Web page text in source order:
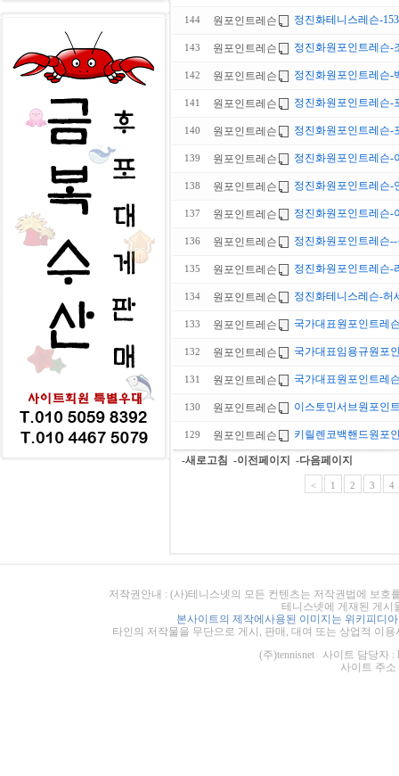
144 원포인트레슨 정진화테니스레슨-
143 원포인트레슨 정진화원포인트레슨
142 원포인트레슨 정진화원포인트레슨-
141 원포인트레슨 정진화원포인트레슨
140 원포인트레슨 정진화원포인트레슨-
139 원포인트레슨 정진화원포인트레슨-
138 원포인트레슨 정진화원포인트레슨
137 원포인트레슨 정진화원포인트레슨
136 원포인트레슨 정진화원포인트레슨
135 원포인트레슨 정진화원포인트레슨-
134 원포인트레슨 정진화테니스레슨-
133 원포인트레슨 국가대표원포인트레
132 원포인트레슨 국가대표임용규원포
131 원포인트레슨 국가대표원포인트레
130 원포인트레슨 이스토민서브원포인
129 원포인트레슨 키릴렌코백핸드원포
-새로고침 -이전페이지 -다음페이지
< 1 2 3 4
저작권안내 : (사)테니스넷의 모든 컨텐츠는 저작권법에 보
테니스넷에 게재된 게시
본사이트의 제작에사용된 이미지는 위키피디
타인의 저작물을 무단으로 게시, 판매, 대여 또는 상업적 이
(주)tennisnet 사이트 담당자 :
사이트 주